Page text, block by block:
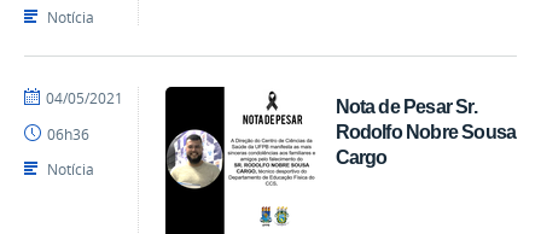
Notícia
Nota de Pesar Sr.
Rodolfo Nobre Sousa
Cargo
por
Batista
publicado
04/05/2021
06h36
Notícia